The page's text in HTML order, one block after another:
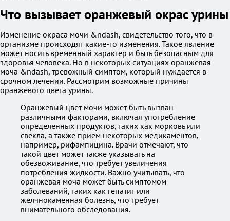
Что вызывает оранжевый окрас урины
Изменение окраса мочи &ndash, свидетельство того, что в
организме происходят какие-то изменения. Такое явление
может носить временный характер и быть безопасным для
здоровья человека. Но в некоторых ситуациях оранжевая
моча &ndash, тревожный симптом, который нуждается в
срочном лечении. Рассмотрим возможные причины
оранжевого цвета урины.
Оранжевый цвет мочи может быть вызван
различными факторами, включая употребление
определенных продуктов, таких как морковь или
свекла, а также прием некоторых медикаментов,
например, рифампицина. Врачи отмечают, что
такой цвет может также указывать на
обезвоживание, что требует увеличения
потребления жидкости. Важно учитывать, что
оранжевая моча может быть симптомом
заболеваний, таких как гепатит или
желчнокаменная болезнь, что требует
внимательного обследования.